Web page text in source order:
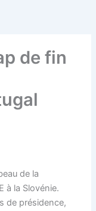
de fin
de la
à la Slovénie.
de présidence,